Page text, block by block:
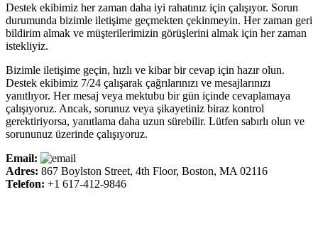
Destek ekibimiz her zaman daha iyi rahatınız için çalışıyor. Sorun
durumunda bizimle iletişime geçmekten çekinmeyin. Her zaman geri
bildirim almak ve müşterilerimizin görüşlerini almak için her zaman
istekliyiz.
Bizimle iletişime geçin, hızlı ve kibar bir cevap için hazır olun.
Destek ekibimiz 7/24 çalışarak çağrılarınızı ve mesajlarınızı
yanıtlıyor. Her mesaj veya mektubu bir gün içinde cevaplamaya
çalışıyoruz. Ancak, sorunuz veya şikayetiniz biraz kontrol
gerektiriyorsa, yanıtlama daha uzun sürebilir. Lütfen sabırlı olun ve
sorununuz üzerinde çalışıyoruz.
Email:
Adres: 867 Boylston Street, 4th Floor, Boston, MA 02116
Telefon: +1 617-412-9846